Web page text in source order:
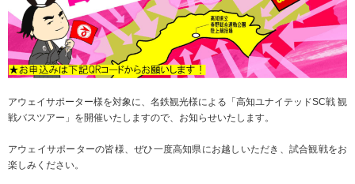
アウェイサポーター様を対象に、名鉄観光様による「高知ユナイテッドSC戦 観
戦バスツアー」を開催いたしますので、お知らせいたします。
アウェイサポーターの皆様、ぜひ一度高知県にお越しいただき、試合観戦をお
楽しみください。